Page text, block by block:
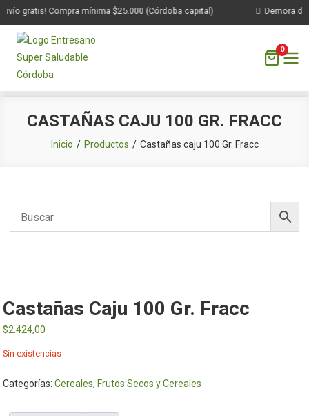
gratis! Compra mínima $25.000 (Córdoba capital) Demora de
0
CASTAÑAS CAJU 100 GR. FRACC
Inicio Productos Castañas caju 100 Gr. Fracc
Castañas Caju 100 Gr. Fracc
$2.424,00
Sin existencias
Categorías:Cereales, Frutos Secos y Cereales